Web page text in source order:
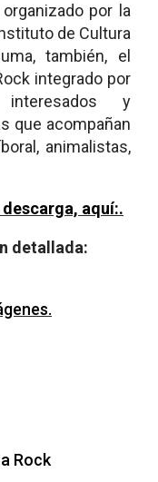
por la
de Cultura
también, el
integrado por
y
que acompañan
animalistas,
aquí:.
detallada:
Rock